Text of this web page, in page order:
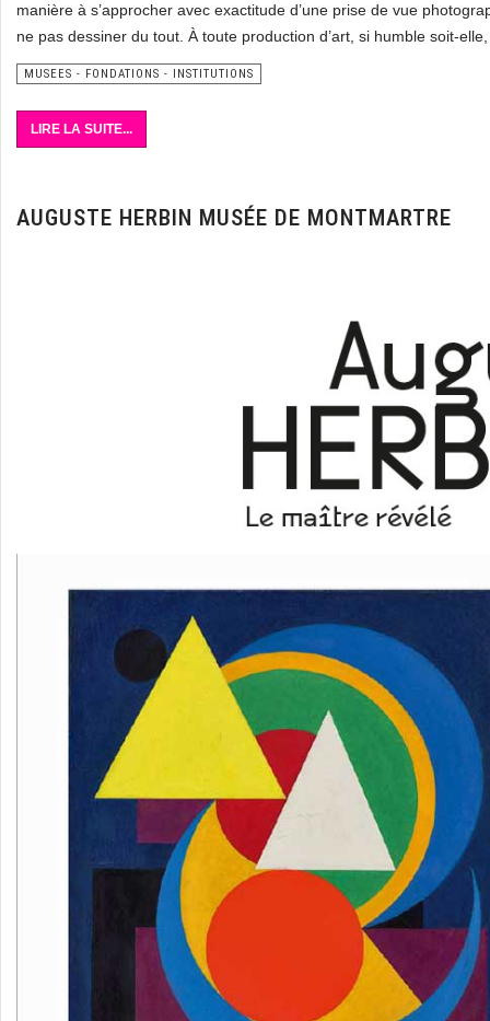
manière à s’approcher avec exactitude d’une prise de vue
ne pas dessiner du tout. À toute production d’art, si humble soit-
MUSEES - FONDATIONS - INSTITUTIONS
LIRE LA SUITE...
AUGUSTE HERBIN MUSÉE DE MONTMARTRE